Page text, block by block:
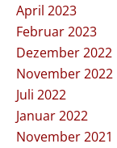
April 2023
Februar 2023
Dezember 2022
November 2022
Juli 2022
Januar 2022
November 2021